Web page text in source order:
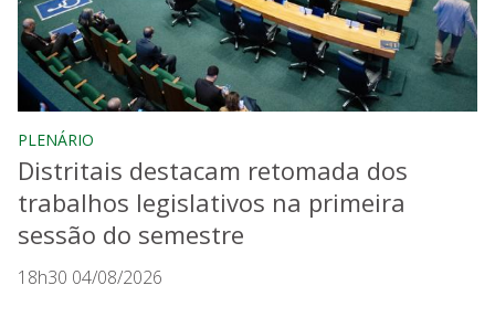
PLENÁRIO
Distritais destacam retomada dos
trabalhos legislativos na primeira
sessão do semestre
18h30 04/08/2026